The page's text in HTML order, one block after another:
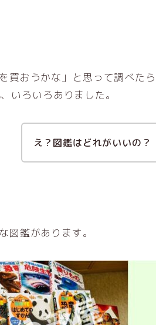
買おうかな」と思って調べた
いろいろありました。
え？図鑑はどれがいいの？
図鑑があります。